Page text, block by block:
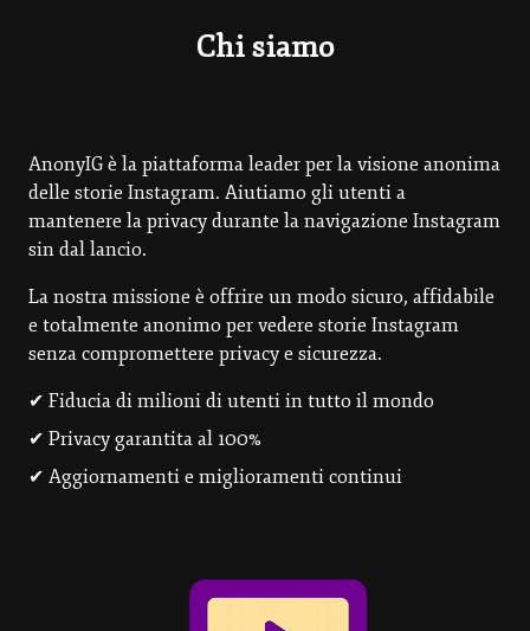
Chi siamo
AnonyIG è la piattaforma leader per la visione anonima
delle storie Instagram. Aiutiamo gli utenti a
mantenere la privacy durante la navigazione Instagram
sin dal lancio.
La nostra missione è offrire un modo sicuro, affidabile
e totalmente anonimo per vedere storie Instagram
senza compromettere privacy e sicurezza.
✔ Fiducia di milioni di utenti in tutto il mondo
✔ Privacy garantita al 100%
✔ Aggiornamenti e miglioramenti continui